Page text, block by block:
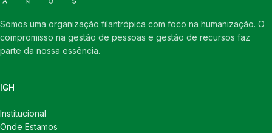
Somos uma organização filantrópica com foco na humanização. O
compromisso na gestão de pessoas e gestão de recursos faz
parte da nossa essência.
IGH
Institucional
Onde Estamos